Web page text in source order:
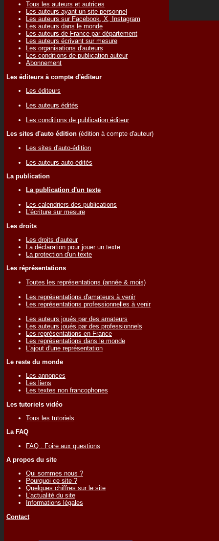
Tous les auteurs et autrices
Les auteurs ayant un site personnel
Les auteurs sur Facebook, X, Instagram
Les auteurs dans le monde
Les auteurs de France par département
Les auteurs écrivant sur mesure
Les organisations d'auteurs
Les conditions de publication auteur
Abonnement
Les éditeurs à compte d'éditeur
Les éditeurs
Les auteurs édités
Les conditions de publication éditeur
Les sites d'auto édition (édition à compte d'auteur)
Les sites d'auto-édition
Les auteurs auto-édités
La publication
La publication d'un texte
Les calendriers des publications
L'écriture sur mesure
Les droits
Les droits d'auteur
La déclaration pour jouer un texte
La protection d'un texte
Les réprésentations
Toutes les représentations (année & mois)
Les représentations d'amateurs à venir
Les représentations professionnelles à venir
Les auteurs joués par des amateurs
Les auteurs joués par des professionnels
Les représentations en France
Les représentations dans le monde
L'ajout d'une représentation
Le reste du monde
Les annonces
Les liens
Les textes non francophones
Les tutoriels vidéo
Tous les tutoriels
La FAQ
FAQ : Foire aux questions
A propos du site
Qui sommes nous ?
Pourquoi ce site ?
Quelques chiffres sur le site
L'actualité du site
Informations légales
Contact